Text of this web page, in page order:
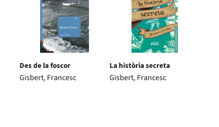
Des de la foscor
Gisbert, Francesc
La història secreta
Gisbert, Francesc